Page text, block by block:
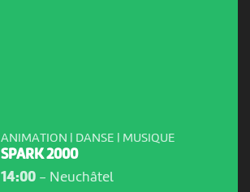
ANIMATION | DANSE | MUSIQUE
SPARK 2000
14:00- Neuchâtel